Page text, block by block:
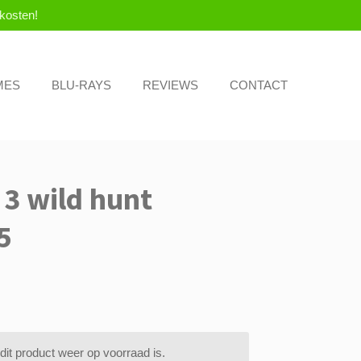
BLU-RAYS REVIEWS CONTACT
wild hunt
product weer op voorraad is.